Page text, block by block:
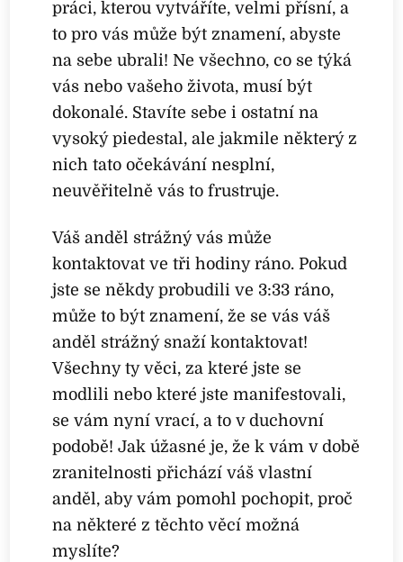
práci, kterou vytváříte, velmi přísní, a
to pro vás může být znamení, abyste
na sebe ubrali! Ne všechno, co se týká
vás nebo vašeho života, musí být
dokonalé. Stavíte sebe i ostatní na
vysoký piedestal, ale jakmile některý z
nich tato očekávání nesplní,
neuvěřitelně vás to frustruje.
Váš anděl strážný vás může
kontaktovat ve tři hodiny ráno. Pokud
jste se někdy probudili ve 3:33 ráno,
může to být znamení, že se vás váš
anděl strážný snaží kontaktovat!
Všechny ty věci, za které jste se
modlili nebo které jste manifestovali,
se vám nyní vrací, a to v duchovní
podobě! Jak úžasné je, že k vám v době
zranitelnosti přichází váš vlastní
anděl, aby vám pomohl pochopit, proč
na některé z těchto věcí možná
myslíte?